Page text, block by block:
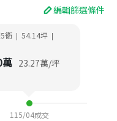
編輯篩選條件
衛 | 54.14坪 |
萬 23.27萬/坪
115/04成交